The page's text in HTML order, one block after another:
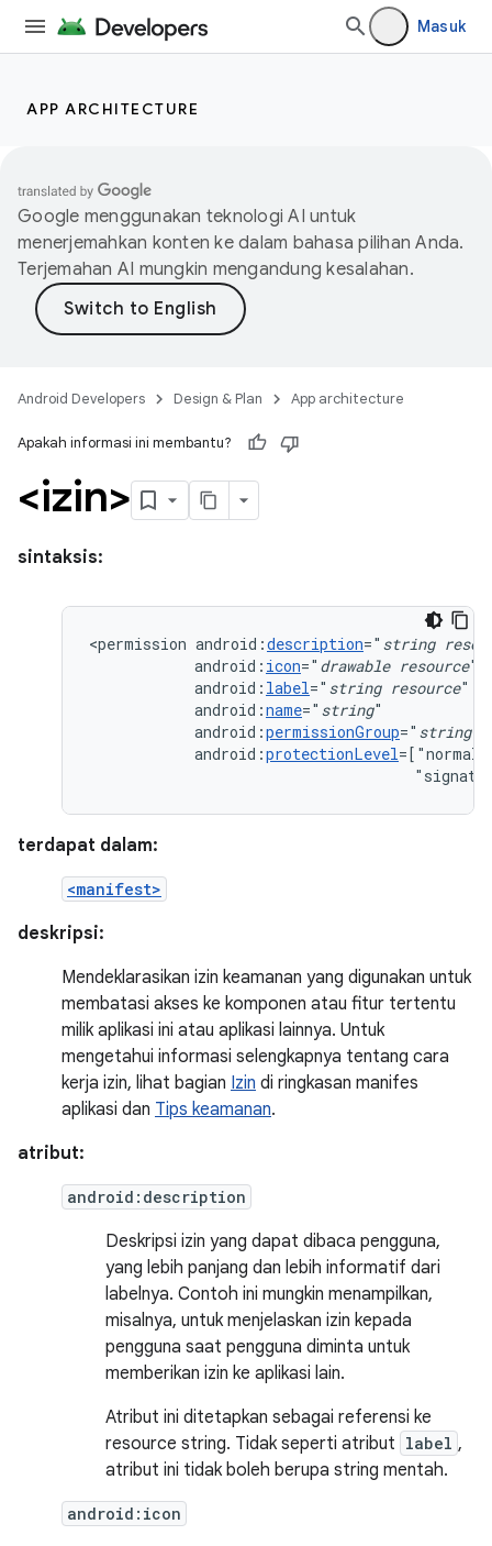
Masuk
APP ARCHITECTURE
Google menggunakan teknologi AI untuk
menerjemahkan konten ke dalam bahasa pilihan Anda.
Terjemahan AI mungkin mengandung kesalahan.
Android Developers Design & Plan App architecture
Apakah informasi ini membantu?
<izin>
sintaksis:
<permission android:description=" string
android: icon=" drawable resource
android: label=" string resource
android:name=" string
android:permissionGroup=" string
android:protectionLevel=["normal"
terdapat dalam:
<manifest>
deskripsi:
Mendeklarasikan izin keamanan yang digunakan untuk
membatasi akses ke komponen atau fitur tertentu
milik aplikasi ini atau aplikasi lainnya. Untuk
mengetahui informasi selengkapnya tentang cara
kerja izin, lihat bagian Izin di ringkasan manifes
aplikasi dan Tips keamanan.
atribut:
android:description
Deskripsi izin yang dapat dibaca pengguna,
yang lebih panjang dan lebih informatif dari
labelnya. Contoh ini mungkin menampilkan,
misalnya, untuk menjelaskan izin kepada
pengguna saat pengguna diminta untuk
memberikan izin ke aplikasi lain.
Atribut ini ditetapkan sebagai referensi ke
resource string. Tidak seperti atribut label ,
atribut ini tidak boleh berupa string mentah.
android:icon